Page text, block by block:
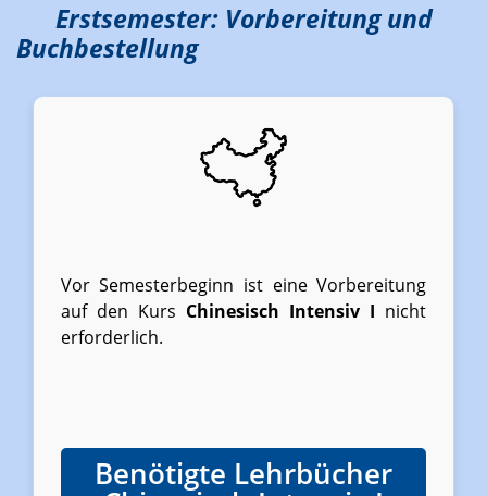
Erstsemester: Vorbereitung und
Buchbestellung
Vor Semesterbeginn ist eine Vorbereitung
auf den Kurs Chinesisch Intensiv I nicht
erforderlich.
Benötigte Lehrbücher